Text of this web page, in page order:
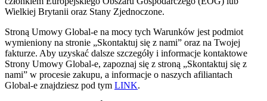
Wielkiej Brytanii oraz Stany Zjednoczone.
Stroną Umowy Global-e na mocy tych Warunków jest podmiot
wymieniony na stronie „Skontaktuj się z nami” oraz na Twojej
fakturze. Aby uzyskać dalsze szczegóły i informacje kontaktowe
Strony Umowy Global-e, zapoznaj się z stroną „Skontaktuj się z
nami” w procesie zakupu, a informacje o naszych afiliantach
Global-e znajdziesz pod tym LINK.